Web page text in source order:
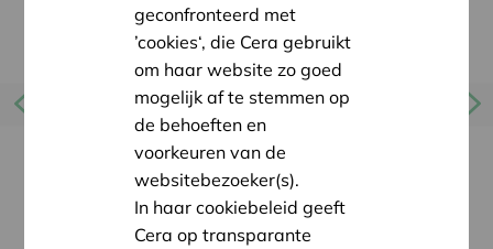
geconfronteerd met
’cookies‘, die Cera gebruikt
om haar website zo goed
mogelijk af te stemmen op
de behoeften en
voorkeuren van de
websitebezoeker(s).
In haar cookiebeleid geeft
Cera op transparante